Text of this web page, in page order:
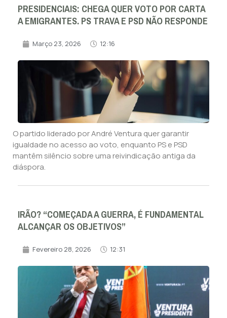
PRESIDENCIAIS: CHEGA QUER VOTO POR CARTA
A EMIGRANTES. PS TRAVA E PSD NÃO RESPONDE
Março 23, 2026 12:16
O partido liderado por André Ventura quer garantir
igualdade no acesso ao voto, enquanto PS e PSD
mantêm silêncio sobre uma reivindicação antiga da
diáspora.
IRÃO? “COMEÇADA A GUERRA, É FUNDAMENTAL
ALCANÇAR OS OBJETIVOS”
Fevereiro 28, 2026 12:31